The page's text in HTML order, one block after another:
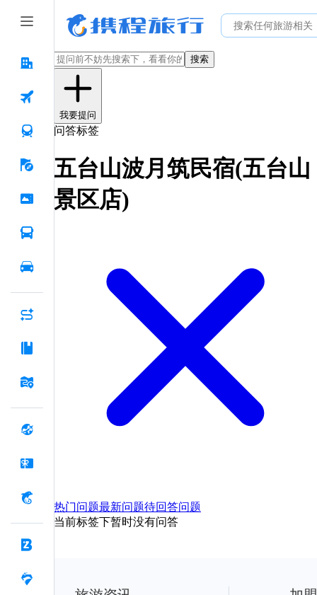
搜索
我要提问
问答标签
五台山波月筑民宿(五台山
景区店)
热门问题最新问题待回答问题
当前标签下暂时没有问答